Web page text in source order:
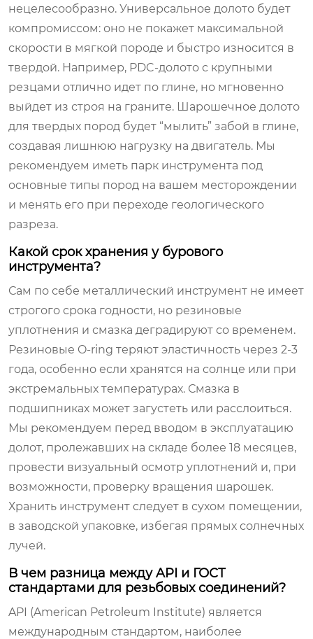
нецелесообразно. Универсальное долото будет
компромиссом: оно не покажет максимальной
скорости в мягкой породе и быстро износится в
твердой. Например, PDC-долото с крупными
резцами отлично идет по глине, но мгновенно
выйдет из строя на граните. Шарошечное долото
для твердых пород будет “мылить” забой в глине,
создавая лишнюю нагрузку на двигатель. Мы
рекомендуем иметь парк инструмента под
основные типы пород на вашем месторождении
и менять его при переходе геологического
разреза.
Какой срок хранения у бурового
инструмента?
Сам по себе металлический инструмент не имеет
строгого срока годности, но резиновые
уплотнения и смазка деградируют со временем.
Резиновые O-ring теряют эластичность через 2-3
года, особенно если хранятся на солнце или при
экстремальных температурах. Смазка в
подшипниках может загустеть или расслоиться.
Мы рекомендуем перед вводом в эксплуатацию
долот, пролежавших на складе более 18 месяцев,
провести визуальный осмотр уплотнений и, при
возможности, проверку вращения шарошек.
Хранить инструмент следует в сухом помещении,
в заводской упаковке, избегая прямых солнечных
лучей.
В чем разница между API и ГОСТ
стандартами для резьбовых соединений?
API (American Petroleum Institute) является
международным стандартом, наиболее